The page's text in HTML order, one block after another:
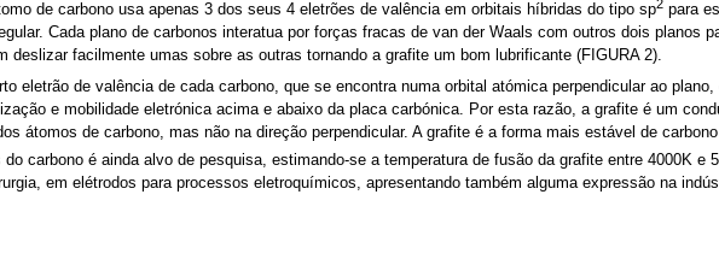
de carbono usa apenas 3 dos seus 4 eletrões de valência em orbitais híbridas do tipo sp2 para
Cada plano de carbonos interatua por forças fracas de van der Waals com outros dois
deslizar facilmente umas sobre as outras tornando a grafite um bom lubrificante (FIGURA 2).
eletrão de valência de cada carbono, que se encontra numa orbital atómica perpendicular ao
e mobilidade eletrónica acima e abaixo da placa carbónica. Por esta razão, a grafite é um
átomos de carbono, mas não na direção perpendicular. A grafite é a forma mais estável de
carbono é ainda alvo de pesquisa, estimando-se a temperatura de fusão da grafite entre 4000K e
em elétrodos para processos eletroquímicos, apresentando também alguma expressão na